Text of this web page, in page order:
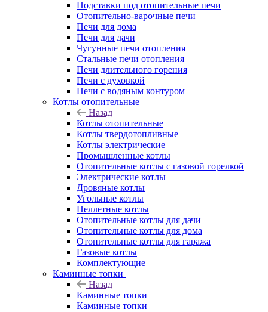
Подставки под отопительные печи
Отопительно-варочные печи
Печи для дома
Печи для дачи
Чугунные печи отопления
Стальные печи отопления
Печи длительного горения
Печи с духовкой
Печи с водяным контуром
Котлы отопительные
Назад
Котлы отопительные
Котлы твердотопливные
Котлы электрические
Промышленные котлы
Отопительные котлы с газовой горелкой
Электрические котлы
Дровяные котлы
Угольные котлы
Пеллетные котлы
Отопительные котлы для дачи
Отопительные котлы для дома
Отопительные котлы для гаража
Газовые котлы
Комплектующие
Каминные топки
Назад
Каминные топки
Каминные топки